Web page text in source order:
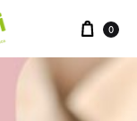
0